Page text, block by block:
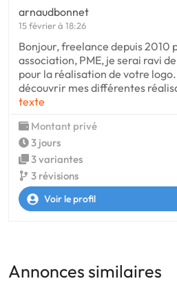
arnaudbonnet
15 février à 18:26
Bonjour, freelance depuis 2010
association, PME, je serai ravi
pour la réalisation de votre logo.
découvrir mes différentes
texte
Montant privé
3 jours
3 variantes
3 révisions
Voir le profil
Annonces similaires